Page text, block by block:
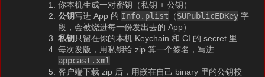
你本机生成一对密钥（私钥 + 公钥）
公钥写进 App 的 Info.plist （SUPublicEDKey 字
段，会被烧进每一份发出去的 App）
私钥只留在你的本机 Keychain 和 CI 的 secret 里
每次发版，用私钥给 zip 算一个签名，写进
appcast.xml
客户端下载 zip 后，用嵌在自己 binary 里的公钥校